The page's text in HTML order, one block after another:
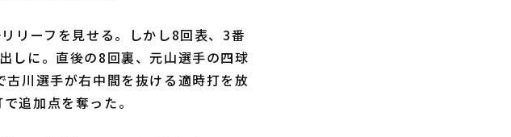
リーフを見せる。しかし8回表、3番
しに。直後の8回裏、元山選手の四球
川選手が右中間を抜ける適時打を放
追加点を奪った。